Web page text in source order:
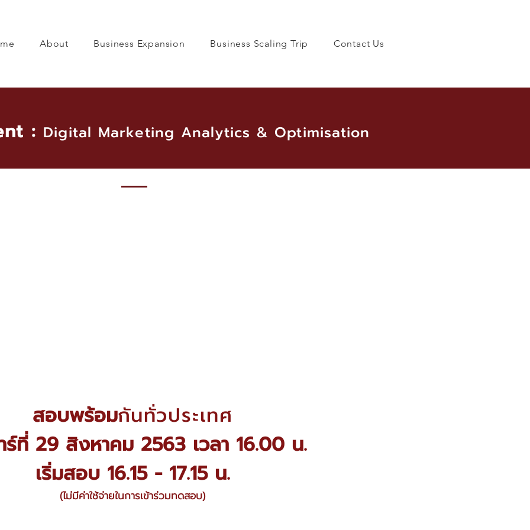
About Business Expansion Business Scaling Trip Contact Us
: Digital Marketing Analytics & Optimisation
สอบพร้อมกันทั่วประเทศ
ร์ที่ 29 สิงหาคม 2563 เวลา 16.00 น.
เริ่มสอบ 16.15 - 17.15 น.
(ไม่มีค่าใช้จ่ายในการเข้าร่วมทดสอบ)